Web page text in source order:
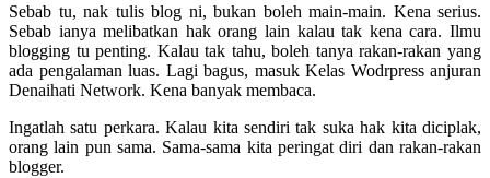
Sebab tu, nak tulis blog ni, bukan boleh main-main. Kena serius.
Sebab ianya melibatkan hak orang lain kalau tak kena cara. Ilmu
blogging tu penting. Kalau tak tahu, boleh tanya rakan-rakan yang
ada pengalaman luas. Lagi bagus, masuk Kelas Wodrpress anjuran
Denaihati Network. Kena banyak membaca.
Ingatlah satu perkara. Kalau kita sendiri tak suka hak kita diciplak,
orang lain pun sama. Sama-sama kita peringat diri dan rakan-rakan
blogger.